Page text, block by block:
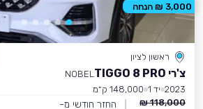
ראשון לציון
צ'רי TIGGO 8 PRO
NOBEL
2023 יד 1
148,000 ק״מ
118,000 ₪
החזר חודשי מ-
3,000 ₪ הנחה